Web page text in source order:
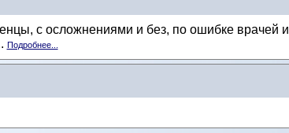
с осложнениями и без, по ошибке врачей и
Подробнее...